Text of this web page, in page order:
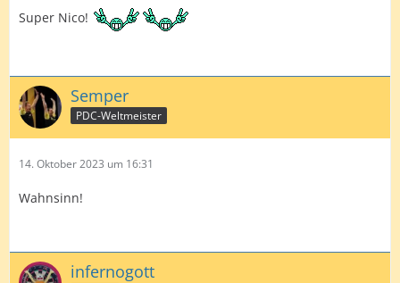
Super Nico!
Semper
PDC-Weltmeister
14. Oktober 2023 um 16:31
Wahnsinn!
infernogott